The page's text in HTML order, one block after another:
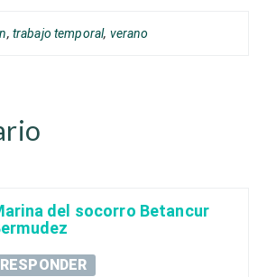
, trabajo temporal, verano
del socorro Betancur
RESPONDER